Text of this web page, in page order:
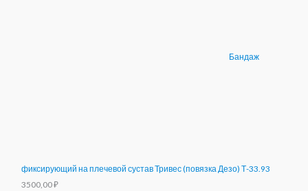
Бандаж
фиксирующий на плечевой сустав Тривес (повязка Дезо) Т-33.93
3500,00₽